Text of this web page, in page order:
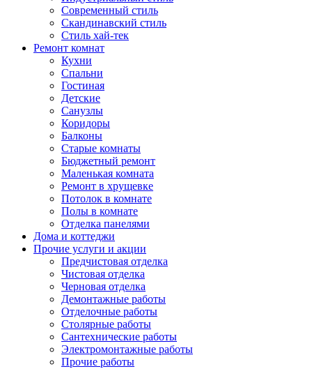
Современный стиль
Скандинавский стиль
Стиль хай-тек
Ремонт комнат
Кухни
Спальни
Гостиная
Детские
Санузлы
Коридоры
Балконы
Старые комнаты
Бюджетный ремонт
Маленькая комната
Ремонт в хрущевке
Потолок в комнате
Полы в комнате
Отделка панелями
Дома и коттеджи
Прочие услуги и акции
Предчистовая отделка
Чистовая отделка
Черновая отделка
Демонтажные работы
Отделочные работы
Столярные работы
Сантехнические работы
Электромонтажные работы
Прочие работы